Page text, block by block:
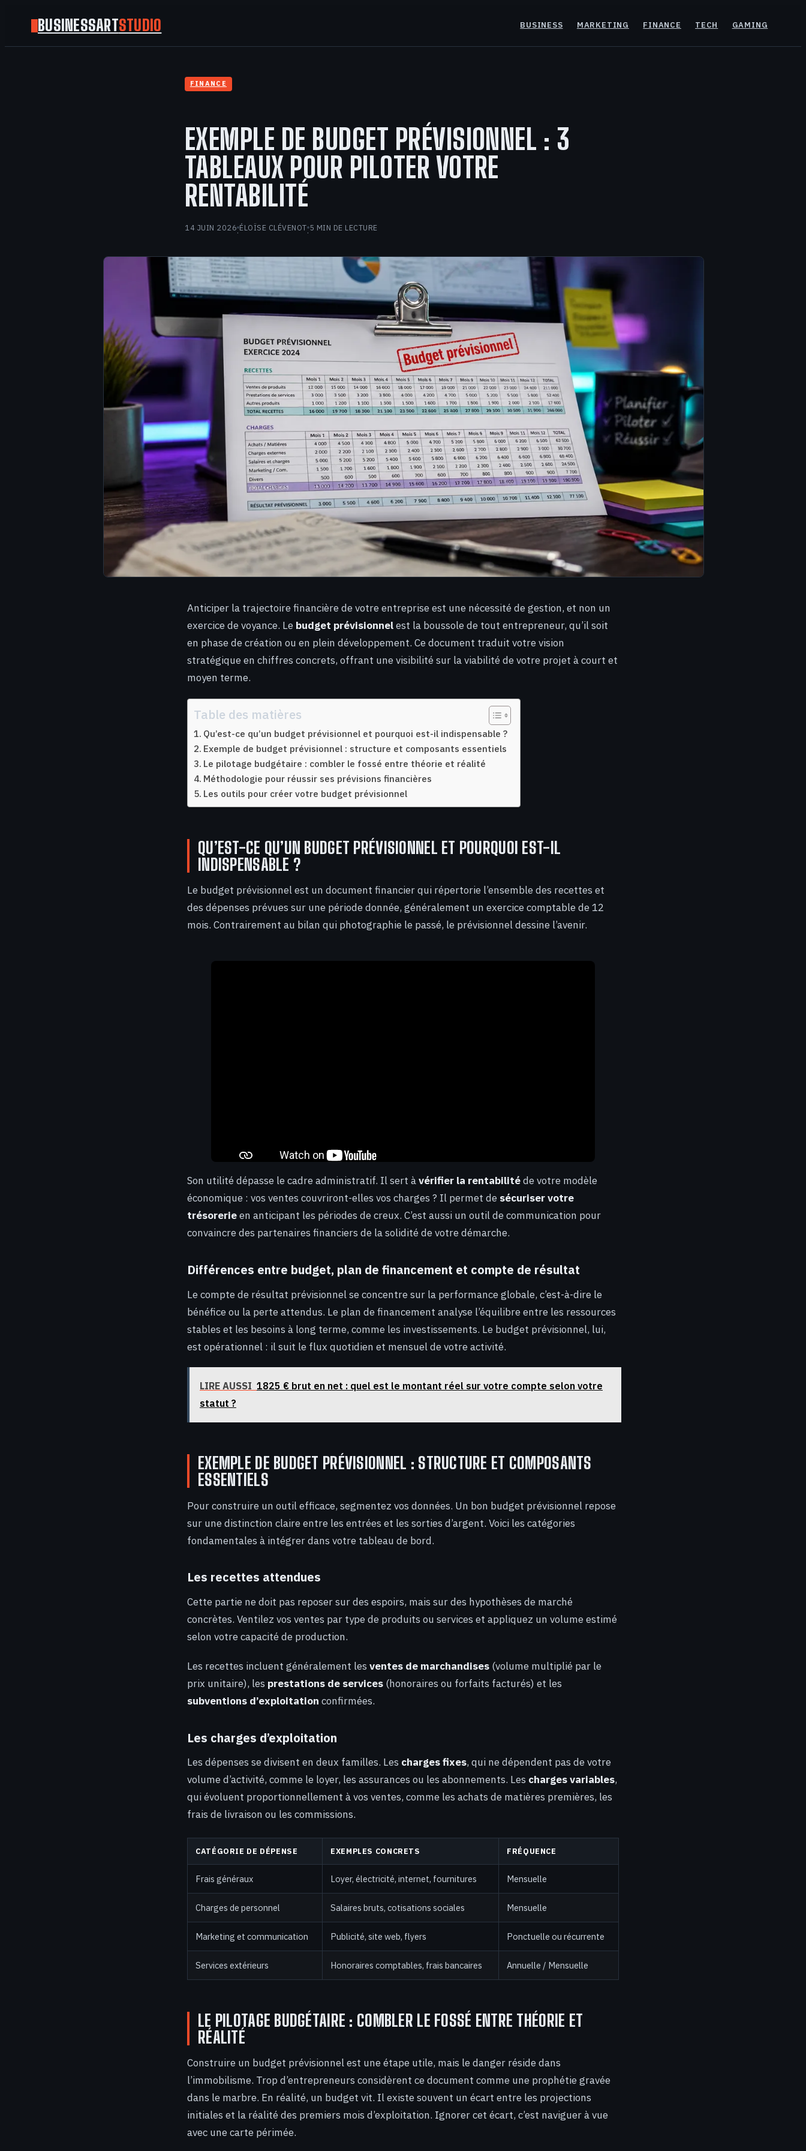
BUSINESSARTSTUDIO BUSINESS MARKETING FINANCE TECH GAMING
FINANCE
EXEMPLE DE BUDGET PRÉVISIONNEL : 3
TABLEAUX POUR PILOTER VOTRE
RENTABILITÉ
14 JUIN 2026·ÉLOÏSE CLÉVENOT·5 MIN DE LECTURE
Anticiper la trajectoire financière de votre entreprise est une nécessité de gestion, et non un
exercice de voyance. Le budget prévisionnelest la boussole de tout entrepreneur, qu’il soit
en phase de création ou en plein développement. Ce document traduit votre vision
stratégique en chiffres concrets, offrant une visibilité sur la viabilité de votre projet à court et
moyen terme.
Table des matières
Qu’est-ce qu’un budget prévisionnel et pourquoi est-il indispensable ?
Exemple de budget prévisionnel : structure et composants essentiels
Le pilotage budgétaire : combler le fossé entre théorie et réalité
Méthodologie pour réussir ses prévisions financières
Les outils pour créer votre budget prévisionnel
QU’EST-CE QU’UN BUDGET PRÉVISIONNEL ET POURQUOI EST-IL
INDISPENSABLE ?
Le budget prévisionnel est un document financier qui répertorie l’ensemble des recettes et
des dépenses prévues sur une période donnée, généralement un exercice comptable de 12
mois. Contrairement au bilan qui photographie le passé, le prévisionnel dessine l’avenir.
Son utilité dépasse le cadre administratif. Il sert àvérifier la rentabilitéde votre modèle
économique : vos ventes couvriront-elles vos charges ? Il permet de sécuriser votre
trésorerieen anticipant les périodes de creux. C’est aussi un outil de communication pour
convaincre des partenaires financiers de la solidité de votre démarche.
Différences entre budget, plan de financement et compte de résultat
Le compte de résultat prévisionnel se concentre sur la performance globale, c’est-à-dire le
bénéfice ou la perte attendus. Le plan de financement analyse l’équilibre entre les ressources
stables et les besoins à long terme, comme les investissements. Le budget prévisionnel, lui,
est opérationnel : il suit le flux quotidien et mensuel de votre activité.
LIRE AUSSI 1825 € brut en net : quel est le montant réel sur votre compte selon votre
statut ?
EXEMPLE DE BUDGET PRÉVISIONNEL : STRUCTURE ET COMPOSANTS
ESSENTIELS
Pour construire un outil efficace, segmentez vos données. Un bon budget prévisionnel repose
sur une distinction claire entre les entrées et les sorties d’argent. Voici les catégories
fondamentales à intégrer dans votre tableau de bord.
Les recettes attendues
Cette partie ne doit pas reposer sur des espoirs, mais sur des hypothèses de marché
concrètes. Ventilez vos ventes par type de produits ou services et appliquez un volume estimé
selon votre capacité de production.
Les recettes incluent généralement les ventes de marchandises (volume multiplié par le
prix unitaire), les prestations de services (honoraires ou forfaits facturés) et les
subventions d’exploitation confirmées.
Les charges d’exploitation
Les dépenses se divisent en deux familles. Les charges fixes, qui ne dépendent pas de votre
volume d’activité, comme le loyer, les assurances ou les abonnements. Les charges variables,
qui évoluent proportionnellement à vos ventes, comme les achats de matières premières, les
frais de livraison ou les commissions.
CATÉGORIE DE DÉPENSE EXEMPLES CONCRETS FRÉQUENCE
Frais généraux Loyer, électricité, internet, fournitures Mensuelle
Charges de personnel Salaires bruts, cotisations sociales Mensuelle
Marketing et communication Publicité, site web, flyers Ponctuelle ou récurrente
Services extérieurs Honoraires comptables, frais bancaires Annuelle / Mensuelle
LE PILOTAGE BUDGÉTAIRE : COMBLER LE FOSSÉ ENTRE THÉORIE ET
RÉALITÉ
Construire un budget prévisionnel est une étape utile, mais le danger réside dans
l’immobilisme. Trop d’entrepreneurs considèrent ce document comme une prophétie gravée
dans le marbre. En réalité, un budget vit. Il existe souvent un écart entre les projections
initiales et la réalité des premiers mois d’exploitation. Ignorer cet écart, c’est naviguer à vue
avec une carte périmée.